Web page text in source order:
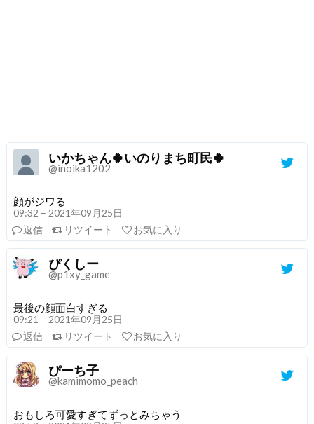
いかちゃん🍀いのりまち町民🍀
@inoika1202
顔がジワる
09:32 – 2021年09月25日
返信
リツイート お気に入り
ぴくしー
@p1xy_game
最後の顔面白すぎる
09:21 – 2021年09月25日
返信
リツイート お気に入り
ぴーち子
@kamimomo_peach
おもしろ可愛すぎてずっとみちゃう